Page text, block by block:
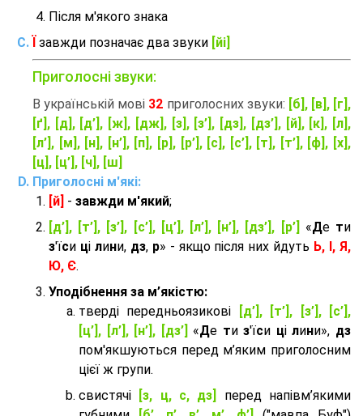
Після м'якого знака
завжди позначає два звуки [йі]
Приголосні звуки:
В українській мові 32 приголосних звуки: [б], [в], [г],
[ґ], [д], [д’], [ж], [дж], [з], [з’], [дз], [дз’], [й], [к], [л],
[л’], [м], [н], [н’], [п], [р], [р’], [с], [с’], [т], [т’], [ф], [х],
[ц], [ц’], [ч], [ш]
Приголосні м'які:
[й] - завжди м'який;
[д’], [т’], [з’], [с’], [ц’], [л’], [н’], [дз’], [р’]
«Де ти
з'їси ці лини, дз, р» - якщо після них йдуть Ь, І, Я,
Ю, Є.
Уподібнення за м’якістю:
тверді передньоязикові
[д’], [т’], [з’], [с’],
[ц’], [л’], [н’], [дз’] «Де тиз'їси цілини», дз
пом'якшуються перед м’яким приголосним
цієї ж групи.
cвистячі
[з, ц, с, дз]
перед напівм’якими